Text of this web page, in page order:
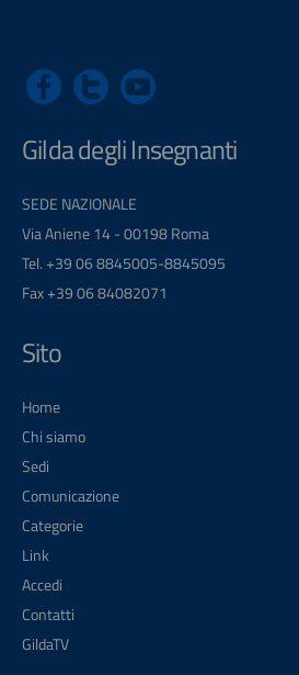
Gilda degli Insegnanti
SEDE NAZIONALE
Via Aniene 14 - 00198 Roma
Tel. +39 06 8845005-8845095
Fax +39 06 84082071
Sito
Home
Chi siamo
Sedi
Comunicazione
Categorie
Link
Accedi
Contatti
GildaTV